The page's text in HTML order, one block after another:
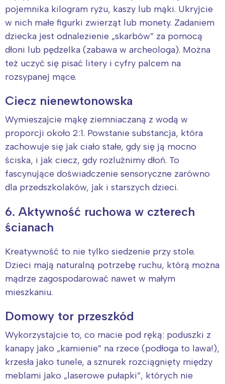
pojemnika kilogram ryżu, kaszy lub mąki. Ukryjcie
w nich małe figurki zwierząt lub monety. Zadaniem
dziecka jest odnalezienie „skarbów” za pomocą
dłoni lub pędzelka (zabawa w archeologa). Można
też uczyć się pisać litery i cyfry palcem na
rozsypanej mące.
Ciecz nienewtonowska
Wymieszajcie mąkę ziemniaczaną z wodą w
proporcji około 2:1. Powstanie substancja, która
zachowuje się jak ciało stałe, gdy się ją mocno
ściska, i jak ciecz, gdy rozluźnimy dłoń. To
fascynujące doświadczenie sensoryczne zarówno
dla przedszkolaków, jak i starszych dzieci.
6. Aktywność ruchowa w czterech
ścianach
Kreatywność to nie tylko siedzenie przy stole.
Dzieci mają naturalną potrzebę ruchu, którą można
mądrze zagospodarować nawet w małym
mieszkaniu.
Domowy tor przeszkód
Wykorzystajcie to, co macie pod ręką: poduszki z
kanapy jako „kamienie” na rzece (podłoga to lawa!),
krzesła jako tunele, a sznurek rozciągnięty między
meblami jako „laserowe pułapki”, których nie
Interesują mnie wydarzenia z
tego regionu:
Warszawa
Łódź
Trójmiasto
Wrocław
Śląsk
Kraków
Południe
Wszystkie